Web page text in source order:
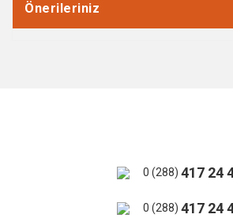
Önerileriniz
0 (288) 417 24
0 (288) 417 24